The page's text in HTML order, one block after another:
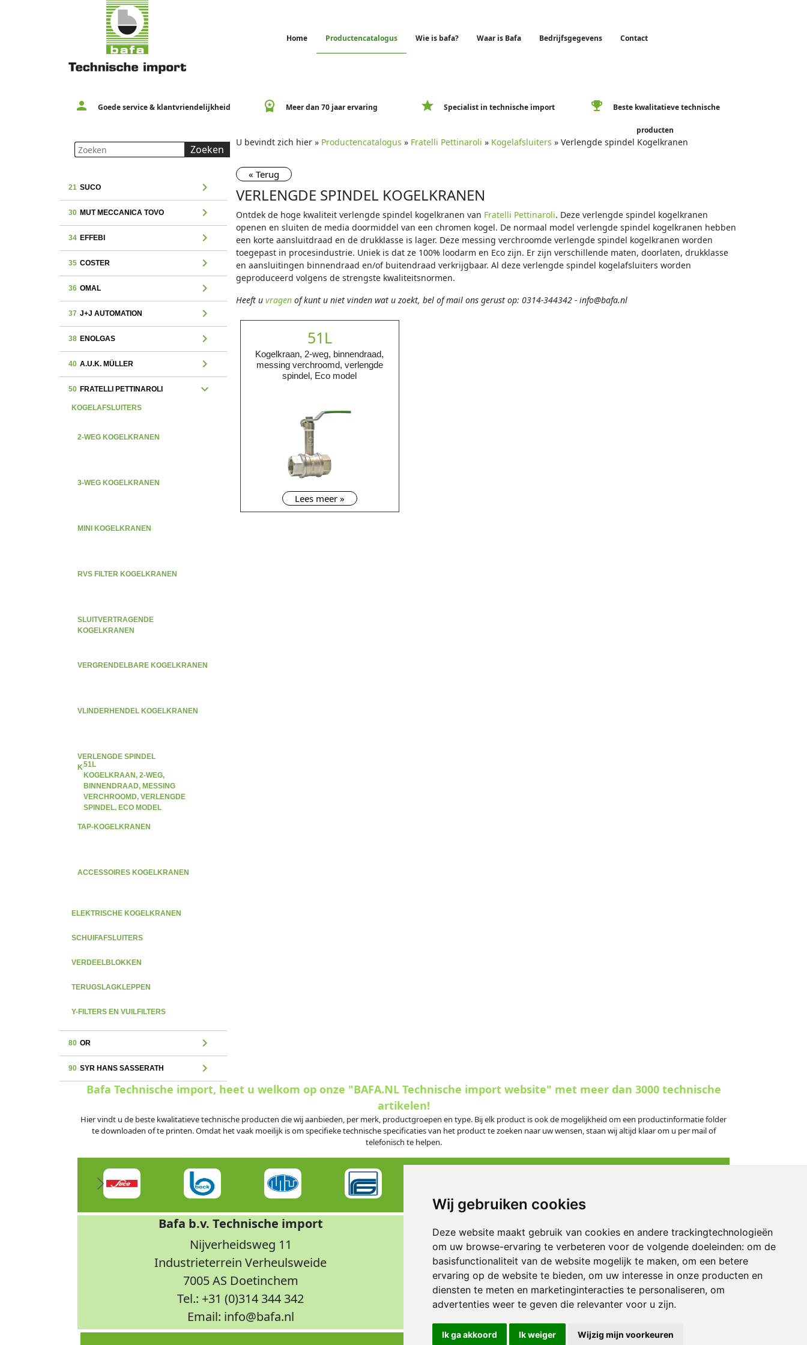
Wij gebruiken cookies
Deze website maakt gebruik van cookies en andere trackingtechnologieën
om uw browse-ervaring te verbeteren voor de volgende doeleinden: om de
basisfunctionaliteit van de website mogelijk te maken, om een betere
ervaring op de website te bieden, om uw interesse in onze producten en
diensten te meten en marketinginteracties te personaliseren, om
advertenties weer te geven die relevanter voor u zijn.
Ik ga akkoord Ik weiger Wijzig mijn voorkeuren
Home Productencatalogus Wie is bafa? Waar is Bafa Bedrijfsgegevens Contact
person Goede service & klantvriendelijkheid workspace_premium Meer dan 70 jaar ervaring star Specialist in technische import emoji_events Beste kwalitatieve technische
producten
Zoeken
21 SUCO chevron_right
30 MUT MECCANICA TOVO chevron_right
34 EFFEBI chevron_right
35 COSTER chevron_right
36 OMAL chevron_right
37 J+J AUTOMATION chevron_right
38 ENOLGAS chevron_right
40 A.U.K. MÜLLER chevron_right
50 FRATELLI PETTINAROLI expand_more
KOGELAFSLUITERS
2-WEG KOGELKRANEN
3-WEG KOGELKRANEN
MINI KOGELKRANEN
RVS FILTER KOGELKRANEN
SLUITVERTRAGENDE
KOGELKRANEN
VERGRENDELBARE KOGELKRANEN
VLINDERHENDEL KOGELKRANEN
VERLENGDE SPINDEL
KOGELKRANEN
51L
KOGELKRAAN, 2-WEG,
BINNENDRAAD, MESSING
VERCHROOMD, VERLENGDE
SPINDEL, ECO MODEL
TAP-KOGELKRANEN
ACCESSOIRES KOGELKRANEN
ELEKTRISCHE KOGELKRANEN
SCHUIFAFSLUITERS
VERDEELBLOKKEN
TERUGSLAGKLEPPEN
Y-FILTERS EN VUILFILTERS
80 OR chevron_right
90 SYR HANS SASSERATH chevron_right
U bevindt zich hier » Productencatalogus » Fratelli Pettinaroli » Kogelafsluiters » Verlengde spindel Kogelkranen
« Terug
VERLENGDE SPINDEL KOGELKRANEN
Ontdek de hoge kwaliteit verlengde spindel kogelkranen van Fratelli Pettinaroli. Deze verlengde spindel kogelkranen
openen en sluiten de media doormiddel van een chromen kogel. De normaal model verlengde spindel kogelkranen hebben
een korte aansluitdraad en de drukklasse is lager. Deze messing verchroomde verlengde spindel kogelkranen worden
toegepast in procesindustrie. Uniek is dat ze 100% loodarm en Eco zijn. Er zijn verschillende maten, doorlaten, drukklasse
en aansluitingen binnendraad en/of buitendraad verkrijgbaar. Al deze verlengde spindel kogelafsluiters worden
geproduceerd volgens de strengste kwaliteitsnormen.
Heeft u vragen of kunt u niet vinden wat u zoekt, bel of mail ons gerust op: 0314-344342 - info@bafa.nl
51L
Kogelkraan, 2-weg, binnendraad,
messing verchroomd, verlengde
spindel, Eco model
Lees meer »
Bafa Technische import, heet u welkom op onze "BAFA.NL Technische import website" met meer dan 3000 technische
artikelen!
Hier vindt u de beste kwalitatieve technische producten die wij aanbieden, per merk, productgroepen en type. Bij elk product is ook de mogelijkheid om een productinformatie folder
te downloaden of te printen. Omdat het vaak moeilijk is om specifieke technische specificaties van het product te zoeken naar uw wensen, staan wij altijd klaar om u per mail of
telefonisch te helpen.
Bafa b.v. Technische import
Nijverheidsweg 11
Industrieterrein Verheulsweide
7005 AS Doetinchem
Tel.: +31 (0)314 344 342
Email: info@bafa.nl
Maandag t/m donderdag: 09.00 - 16.30 uur
Vrijdag: 09.00 - 14.30 uur
Weekend: gesloten